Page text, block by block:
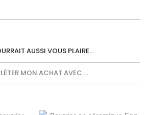
AUSSI VOUS PLAIRE...
MON ACHAT AVEC ...